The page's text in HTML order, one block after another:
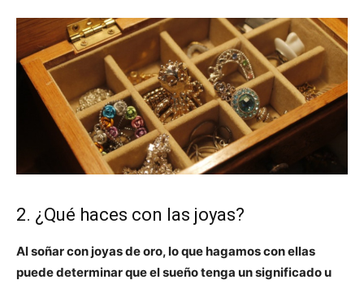
2. ¿Qué haces con las joyas?
Al soñar con joyas de oro, lo que hagamos con ellas
puede determinar que el sueño tenga un significado u